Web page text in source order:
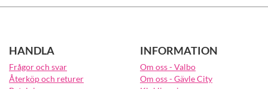
HANDLA
Frågor och svar
Återköp och returer
INFORMATION
Om oss - Valbo
Om oss - Gävle City